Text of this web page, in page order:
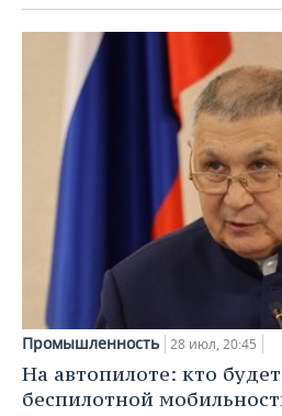
Промышленность 28 июл, 20:45
На автопилоте: кто
беспилотной